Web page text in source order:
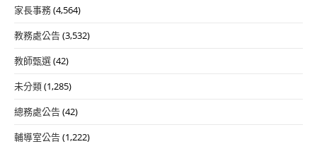
家長事務(4,564)
教務處公告(3,532)
教師甄選(42)
未分類(1,285)
總務處公告(42)
輔導室公告(1,222)